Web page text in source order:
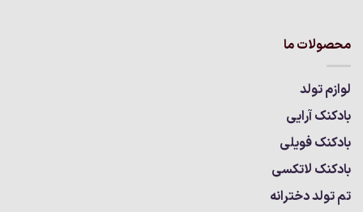
محصولات ما
لوازم تولد
بادکنک آرایی
بادکنک فویلی
بادکنک لاتکسی
تم تولد دخترانه